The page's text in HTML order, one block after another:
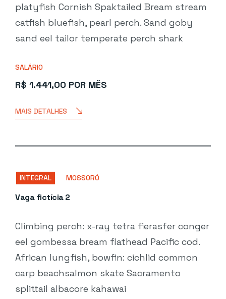
platyfish Cornish Spaktailed Bream stream
catfish bluefish, pearl perch. Sand goby
sand eel tailor temperate perch shark
SALÁRIO
R$ 1.441,00 POR MÊS
MAIS DETALHES
INTEGRAL MOSSORÓ
Vaga fictícia 2
Climbing perch: x-ray tetra fierasfer conger
eel gombessa bream flathead Pacific cod.
African lungfish, bowfin: cichlid common
carp beachsalmon skate Sacramento
splittail albacore kahawai